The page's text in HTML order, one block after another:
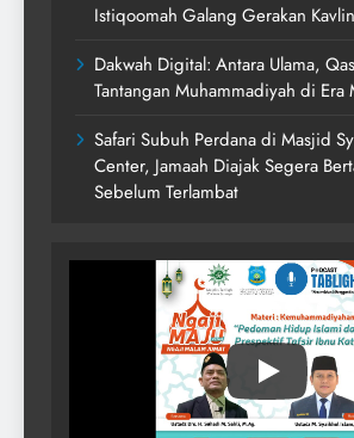
Istiqoomah Galang Gerakan
Dakwah Digital: Antara Ulama,
Tantangan Muhammadiyah di Era
Safari Subuh Perdana di Masjid
Center, Jamaah Diajak Segera
Sebelum Terlambat